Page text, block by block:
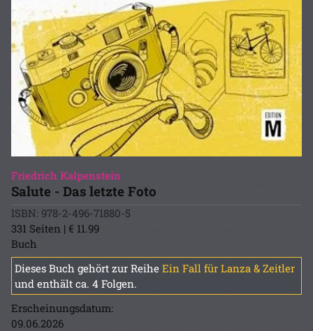
Friedrich Kalpenstein
Salute - Das letzte Foto
ISBN: 978-2-496-71880-5
331 Seiten | € 11.99
Buch
Dieses Buch gehört zur Reihe Ein Fall für Lanza & Zeitler
und enthält ca. 4 Folgen.
Erscheinungsdatum:
09.06.2026